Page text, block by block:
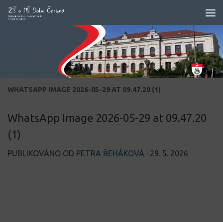
Skip to content
WHATSAPP IMAGE 2026-05-29 AT 09.47.20 (1)
WhatsApp Image 2026-05-29 at 09.47.20
(1)
PUBLIKOVÁNO OD PETRA ŘEHÁKOVÁ · 29. 5. 2026